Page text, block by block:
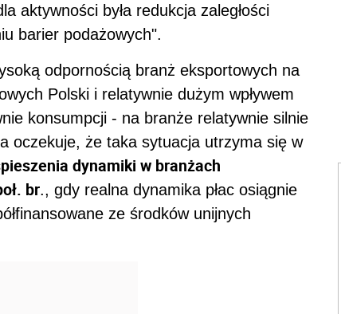
aktywności była redukcja zaległości
barier podażowych".
odpornością branż eksportowych na
Polski i relatywnie dużym wpływem
konsumpcji - na branże relatywnie silnie
oczekuje, że taka sytuacja utrzyma się w
dynamiki w branżach
br., gdy realna dynamika płac osiągnie
ze środków unijnych